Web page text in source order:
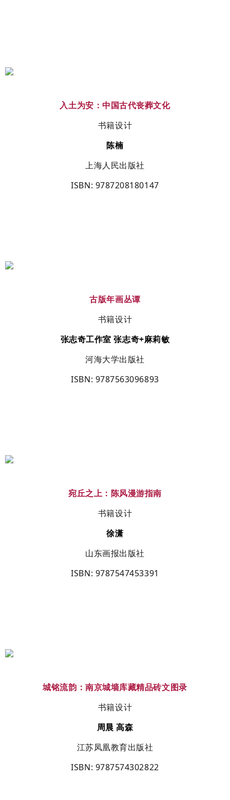
入土为安：中国古代丧葬文化
书籍设计
陈楠
上海人民出版社
ISBN: 9787208180147
古版年画丛谭
书籍设计
张志奇工作室张志奇+麻莉敏
河海大学出版社
ISBN: 9787563096893
宛丘之上：陈风漫游指南
书籍设计
徐潇
山东画报出版社
ISBN: 9787547453391
城铭流韵：南京城墙库藏精品砖文图录
书籍设计
周晨高森
江苏凤凰教育出版社
ISBN: 9787574302822